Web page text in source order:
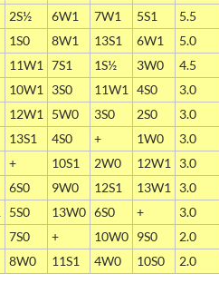
2S½ 6W1 7W1 5S1 5.5
1S0 8W1 13S1 6W1 5.0
11W1 7S1 1S½ 3W0 4.5
10W1 3S0 11W1 4S0 3.0
12W1 5W0 3S0 2S0 3.0
13S1 4S0 + 1W0 3.0
+ 10S1 2W0 12W1 3.0
6S0 9W0 12S1 13W1 3.0
5S0 13W0 6S0 + 3.0
7S0 + 10W0 9S0 2.0
8W0 11S1 4W0 10S0 2.0